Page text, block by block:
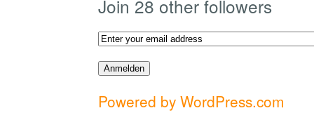
Join 28 other followers
Powered by WordPress.com